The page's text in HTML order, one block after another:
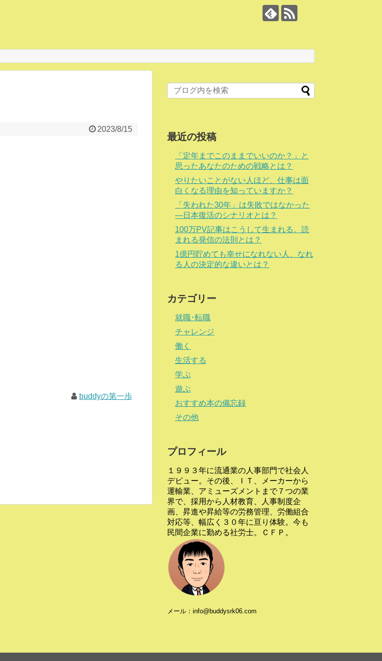
2023/8/15
buddyの第一歩
最近の投稿
「定年までこのままでいいのか？」と
思ったあなたのための戦略とは？
やりたいことがない人ほど、仕事は面
白くなる理由を知っていますか？
「失われた30年」は失敗ではなかった
―日本復活のシナリオとは？
100万PV記事はこうして生まれる。読
まれる発信の法則とは？
1億円貯めても幸せになれない人、なれ
る人の決定的な違いとは？
カテゴリー
就職･転職
チャレンジ
働く
生活する
学ぶ
遊ぶ
おすすめ本の備忘録
その他
プロフィール
１９９３年に流通業の人事部門で社会人
デビュー。その後、ＩＴ、メーカーから
運輸業、アミューズメントまで７つの業
界で、採用から人材教育、人事制度企
画、昇進や昇給等の労務管理、労働組合
対応等、幅広く３０年に亘り体験。今も
民間企業に勤める社労士。ＣＦＰ。
メール：info@buddysrk06.com